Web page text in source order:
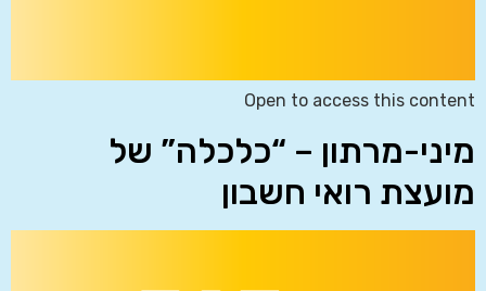
Open to access this content
מיני-מרתון – “כלכלה” של
מועצת רואי חשבון